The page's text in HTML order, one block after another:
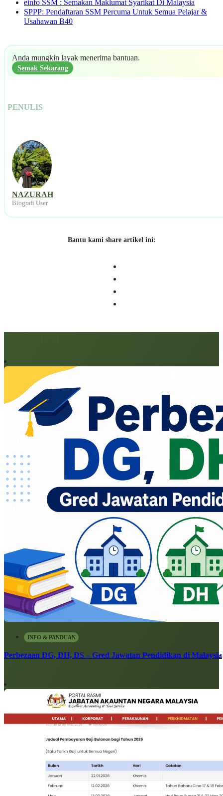
einfo SSM : Semakan Maklumat Syarikat Di Malaysia
SPPP: Pendaftaran SSM Percuma Untuk Semua Pelajar &
Usahawan B40
Anda mungkin layak menerima bantuan.
Semak Sekarang
PENULIS
NAZURAH
Biografi User
Bantu kami share artikel ini:
INFO & PANDUAN
Perbezaan DG, DH, DS – Gred Jawatan Pendidikan di Malaysia